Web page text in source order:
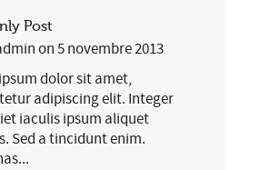
Post
on5 novembre 2013
dolor sit amet,
adipiscing elit. Integer
iaculis ipsum aliquet
Sed a tincidunt enim.